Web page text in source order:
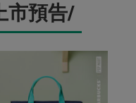
市預告/